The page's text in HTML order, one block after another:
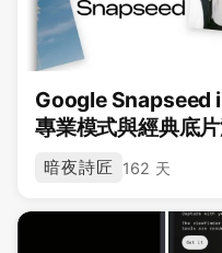
Google Snapseed
專業模式與經典底
暗夜詩匠 162 天